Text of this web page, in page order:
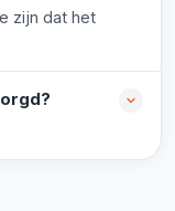
zijn dat het